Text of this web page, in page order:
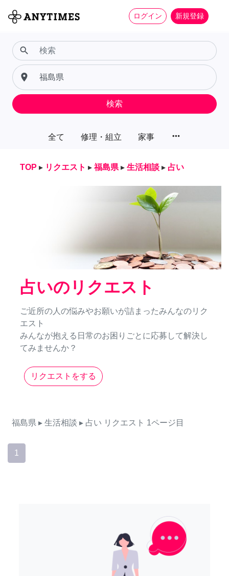
ログイン 新規登録
全て 修理・組立 家事 more_horiz
search
place
検索
TOP ▸ リクエスト ▸ 福島県 ▸ 生活相談 ▸ 占い
占いのリクエスト
ご近所の人の悩みやお願いが詰まったみんなのリク
エスト
みんなが抱える日常のお困りごとに応募して解決し
てみませんか？
リクエストをする
福島県 ▸ 生活相談 ▸ 占い リクエスト 1ページ目
1